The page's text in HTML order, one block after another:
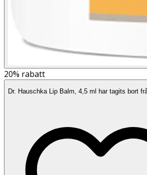
20% rabatt
Dr. Hauschka Lip Balm, 4,5 ml har tagits bort